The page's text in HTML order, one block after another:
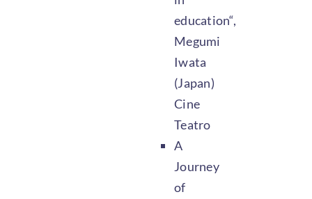
education“,
Megumi
Iwata
(Japan)
Cine
Teatro
A
Journey
of